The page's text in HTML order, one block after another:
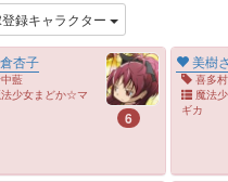
録キャラクター
杏子
藍
法少女まどか☆マ
6
美樹
喜多
魔法
ギカ